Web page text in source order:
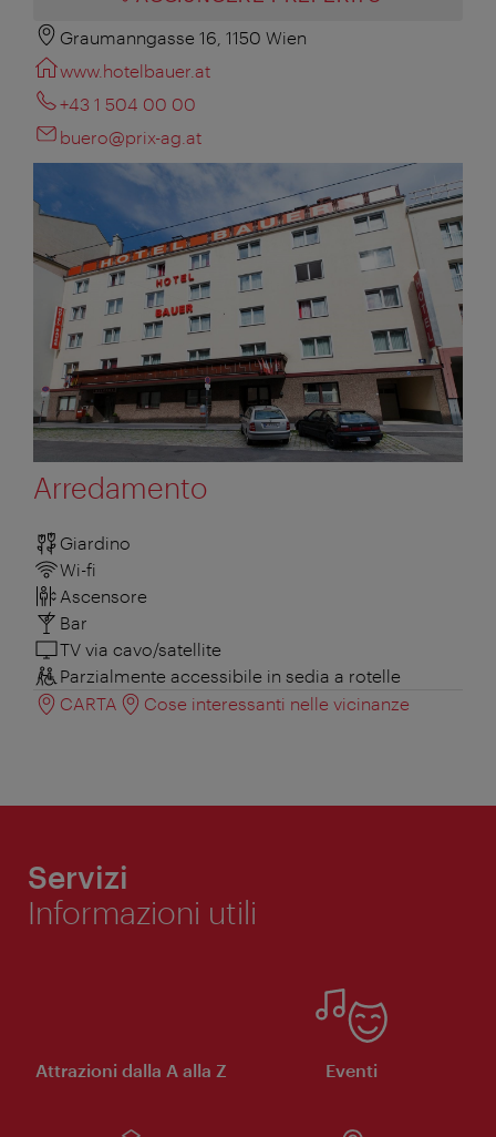
Graumanngasse 16, 1150 Wien
www.hotelbauer.at
+43 1 504 00 00
buero@prix-ag.at
Arredamento
Giardino
Wi-fi
Ascensore
Bar
TV via cavo/satellite
Parzialmente accessibile in sedia a rotelle
CARTA
Cose interessanti nelle vicinanze
Servizi
Informazioni utili
Attrazioni dalla A alla Z Eventi